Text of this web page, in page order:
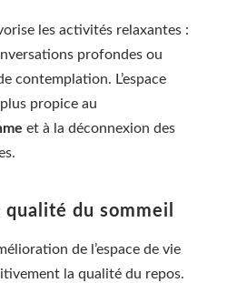
les activités relaxantes :
profondes ou
contemplation. L’espace
propice au
et à la déconnexion des
du sommeil
de l’espace de vie
la qualité du repos.